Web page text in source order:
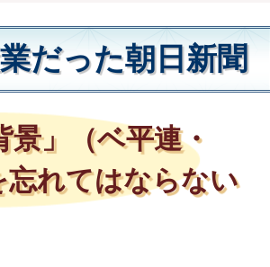
だった朝日新聞
」（ベ平連・
れてはならない